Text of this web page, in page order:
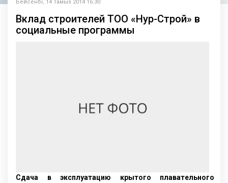
Бейсенбі, 14 Тамыз 2014 16:30
Вклад строителей ТОО «Нур-Строй» в
социальные программы
Сдача в эксплуатацию крытого плавательного